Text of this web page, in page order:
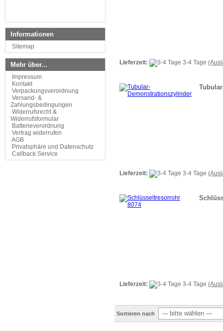
Lieferzeit: 3-4 Tage
Lieferzeit: 3-4 Tage
Lieferzeit: 3-4 Tage
Sortieren nach
Informationen
Sitemap
Mehr über...
Impressum
Kontakt
Verpackungsverordnung
Versand- &
Zahlungsbedingungen
Widerrufsrecht &
Widerrufsformular
Batterieverordnung
Vertrag widerrufen
AGB
Privatsphäre und Datenschutz
Callback Service